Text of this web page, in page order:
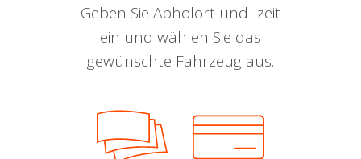
Geben Sie Abholort und -zeit
ein und wählen Sie das
gewünschte Fahrzeug aus.